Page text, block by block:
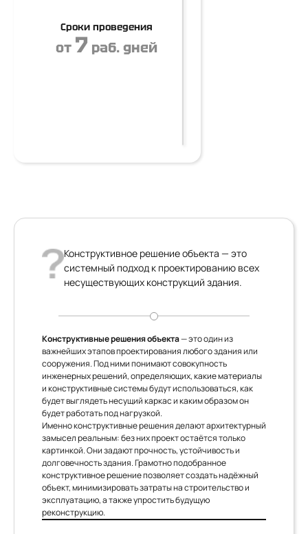
Сроки проведения
от 7 раб. дней
Конструктивное решение объекта — это
системный подход к проектированию всех
несуществующих конструкций здания.
Конструктивные решения объекта— это один из
важнейших этапов проектирования любого здания или
сооружения. Под ними понимают совокупность
инженерных решений, определяющих, какие материалы
и конструктивные системы будут использоваться, как
будет выглядеть несущий каркас и каким образом он
будет работать под нагрузкой.
Именно конструктивные решения делают архитектурный
замысел реальным: без них проект остаётся только
картинкой. Они задают прочность, устойчивость и
долговечность здания. Грамотно подобранное
конструктивное решение позволяет создать надёжный
объект, минимизировать затраты на строительство и
эксплуатацию, а также упростить будущую
реконструкцию.